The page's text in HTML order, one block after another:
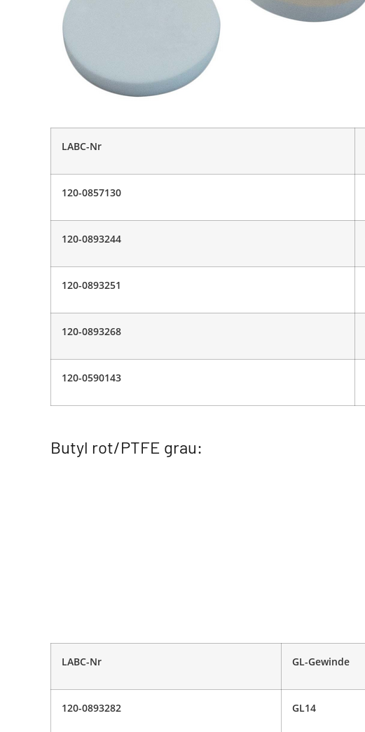
LABC-Nr
120-0857130
120-0893244
120-0893251
120-0893268
120-0590143
Butyl rot/PTFE grau:
LABC-Nr GL-Gewinde
120-0893282 GL14